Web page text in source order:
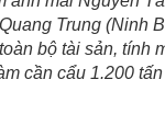
Trung (Ninh
bộ tài sản, tính
cần cẩu 1.200